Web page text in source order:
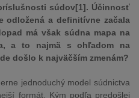
súdov[1]. Účinnosť
odložená a definitívne začala
má však súdna mapa na
a to najmä s ohľadom na
došlo k najväčším zmenám?
jednoduchý model súdnictva
formát. Kým podľa predošlej